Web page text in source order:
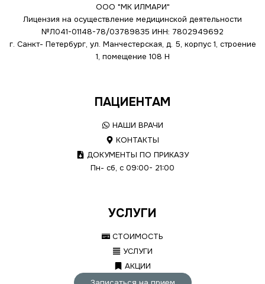
ООО "МК ИЛМАРИ"
Лицензия на осуществление медицинской деятельности
№Л041-01148-78/03789835 ИНН: 7802949692
г. Санкт- Петербург, ул. Манчестерская, д. 5, корпус 1, строение
1, помещение 108 Н
ПАЦИЕНТАМ
НАШИ ВРАЧИ
КОНТАКТЫ
ДОКУМЕНТЫ ПО ПРИКАЗУ
Пн- сб, с 09:00- 21:00
УСЛУГИ
СТОИМОСТЬ
УСЛУГИ
АКЦИИ